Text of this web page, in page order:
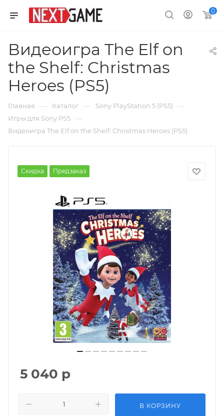
0
Видеоигра The Elf on
the Shelf: Christmas
Heroes (PS5)
Главная — Каталог — Sony PlayStation 5 (PS5) —
Игры для Sony PS5 —
Видеоигра The Elf on the Shelf: Christmas Heroes (PS5)
Скидка Предзаказ
5 040 р
В КОРЗИНУ